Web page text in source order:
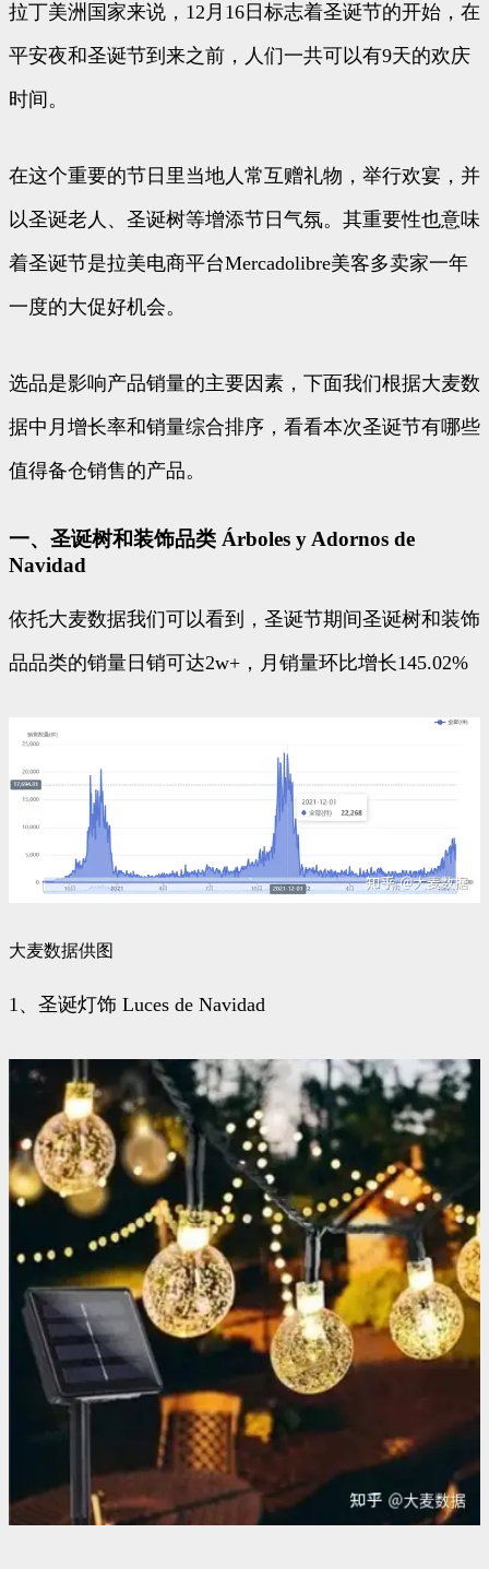
拉丁美洲国家来说，12月16日标志着圣诞节的开始，在
平安夜和圣诞节到来之前，人们一共可以有9天的欢庆
时间。
在这个重要的节日里当地人常互赠礼物，举行欢宴，并
以圣诞老人、圣诞树等增添节日气氛。其重要性也意味
着圣诞节是拉美电商平台Mercadolibre美客多卖家一年
一度的大促好机会。
选品是影响产品销量的主要因素，下面我们根据大麦数
据中月增长率和销量综合排序，看看本次圣诞节有哪些
值得备仓销售的产品。
一、圣诞树和装饰品类 Árboles y Adornos de
Navidad
依托大麦数据我们可以看到，圣诞节期间圣诞树和装饰
品品类的销量日销可达2w+，月销量环比增长145.02%
大麦数据供图
1、圣诞灯饰 Luces de Navidad